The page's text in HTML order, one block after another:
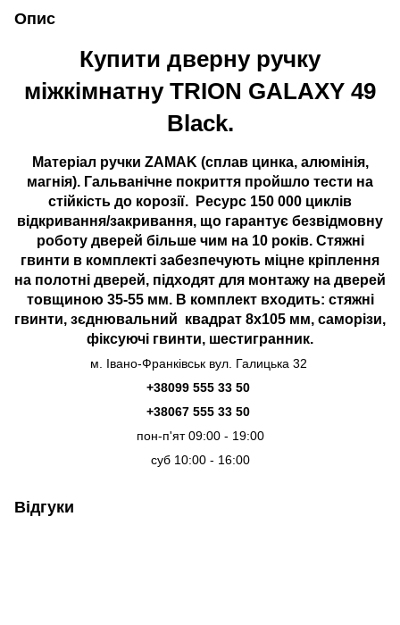
Опис
Купити дверну ручку
міжкімнатну TRION GALAXY 49
Black.
Матеріал ручки ZAMAK (сплав цинка, алюмінія,
магнія). Гальванічне покриття пройшло тести на
стійкість до корозії. Ресурс 150 000 циклів
відкривання/закривання, що гарантує безвідмовну
роботу дверей більше чим на 10 років. Стяжні
гвинти в комплекті забезпечують міцне кріплення
на полотні дверей, підходят для монтажу на дверей
товщиною 35-55 мм. В комплект входить: стяжні
гвинти, зєднювальний квадрат 8x105 мм, саморізи,
фіксуючі гвинти, шестигранник.
м. Івано-Франківськ вул. Галицька 32
+38099 555 33 50
+38067 555 33 50
пон-п'ят 09:00 - 19:00
суб 10:00 - 16:00
Відгуки